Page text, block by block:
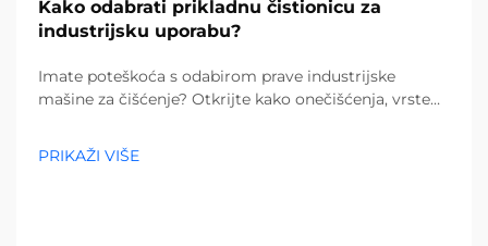
Kako odabrati prikladnu čistionicu za
industrijsku uporabu?
Imate poteškoća s odabirom prave industrijske
mašine za čišćenje? Otkrijte kako onečišćenja, vrste
troškove i povećajte učinkovitost – preuzmite potpuni
vodič već danas.
PRIKAŽI VIŠE